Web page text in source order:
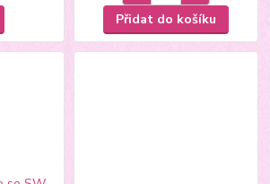
Přidat do košíku